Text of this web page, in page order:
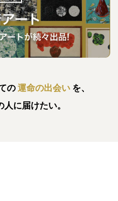
の運命の出会い を、
人に届けたい。